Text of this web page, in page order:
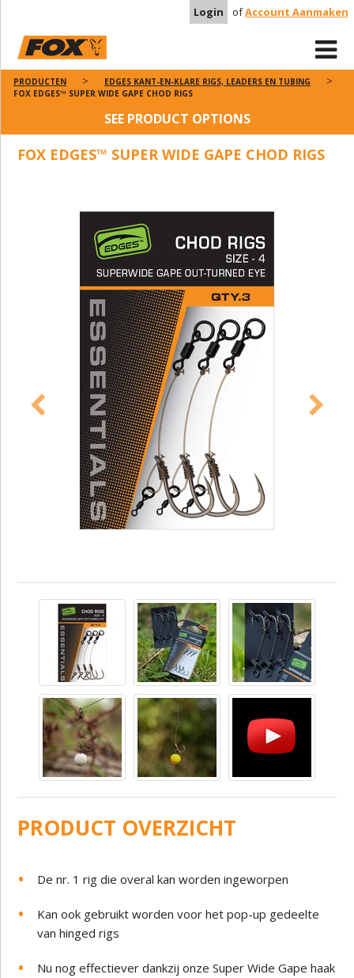
Login ofAccount Aanmaken
PRODUCTEN
EDGES KANT-EN-KLARE RIGS, LEADERS EN TUBING
FOX EDGES™ SUPER WIDE GAPE CHOD RIGS
SEE PRODUCT OPTIONS
FOX EDGES™ SUPER WIDE GAPE CHOD RIGS
PRODUCT OVERZICHT
De nr. 1 rig die overal kan worden ingeworpen
Kan ook gebruikt worden voor het pop-up gedeelte
van hinged rigs
Nu nog effectiever dankzij onze Super Wide Gape haak